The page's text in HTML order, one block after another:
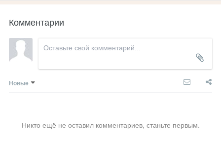
Комментарии
Новые
Никто ещё не оставил комментариев, станьте первым.